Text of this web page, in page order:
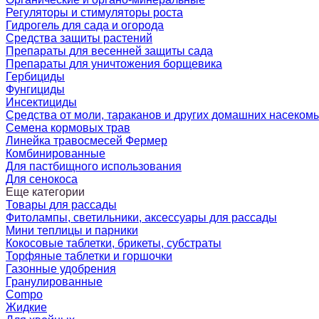
Регуляторы и стимуляторы роста
Гидрогель для сада и огорода
Средства защиты растений
Препараты для весенней защиты сада
Препараты для уничтожения борщевика
Гербициды
Фунгициды
Инсектициды
Средства от моли, тараканов и других домашних
Семена кормовых трав
Линейка травосмесей Фермер
Комбинированные
Для пастбищного использования
Для сенокоса
Еще категории
Товары для рассады
Фитолампы, светильники, аксессуары для рассады
Мини теплицы и парники
Кокосовые таблетки, брикеты, субстраты
Торфяные таблетки и горшочки
Газонные удобрения
Гранулированные
Compo
Жидкие